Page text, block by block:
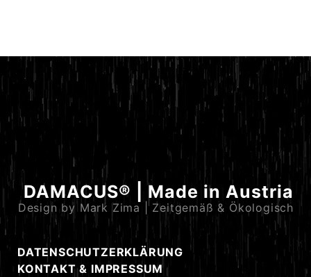
DAMACUS® | Made in Austria
Design by Mark Zima | Zeitgemäß & Ökologisch
DATENSCHUTZERKLÄRUNG
KONTAKT & IMPRESSUM